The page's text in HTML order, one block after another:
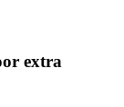
extra